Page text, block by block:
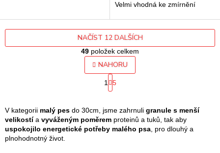
Velmi vhodná ke zmírnění
O
v
l
á
a
c
í
NAČÍST 12 DALŠÍCH
S
t
r
n
k
o
1 5
49 položek celkem
NAHORU
V kategorii malý pes do 30cm, jsme zahrnuli granule s menší
velikostía vyváženým poměrem proteinů a tuků, tak aby
uspokojilo energetické potřeby malého psa, pro dlouhý a
plnohodnotný život.